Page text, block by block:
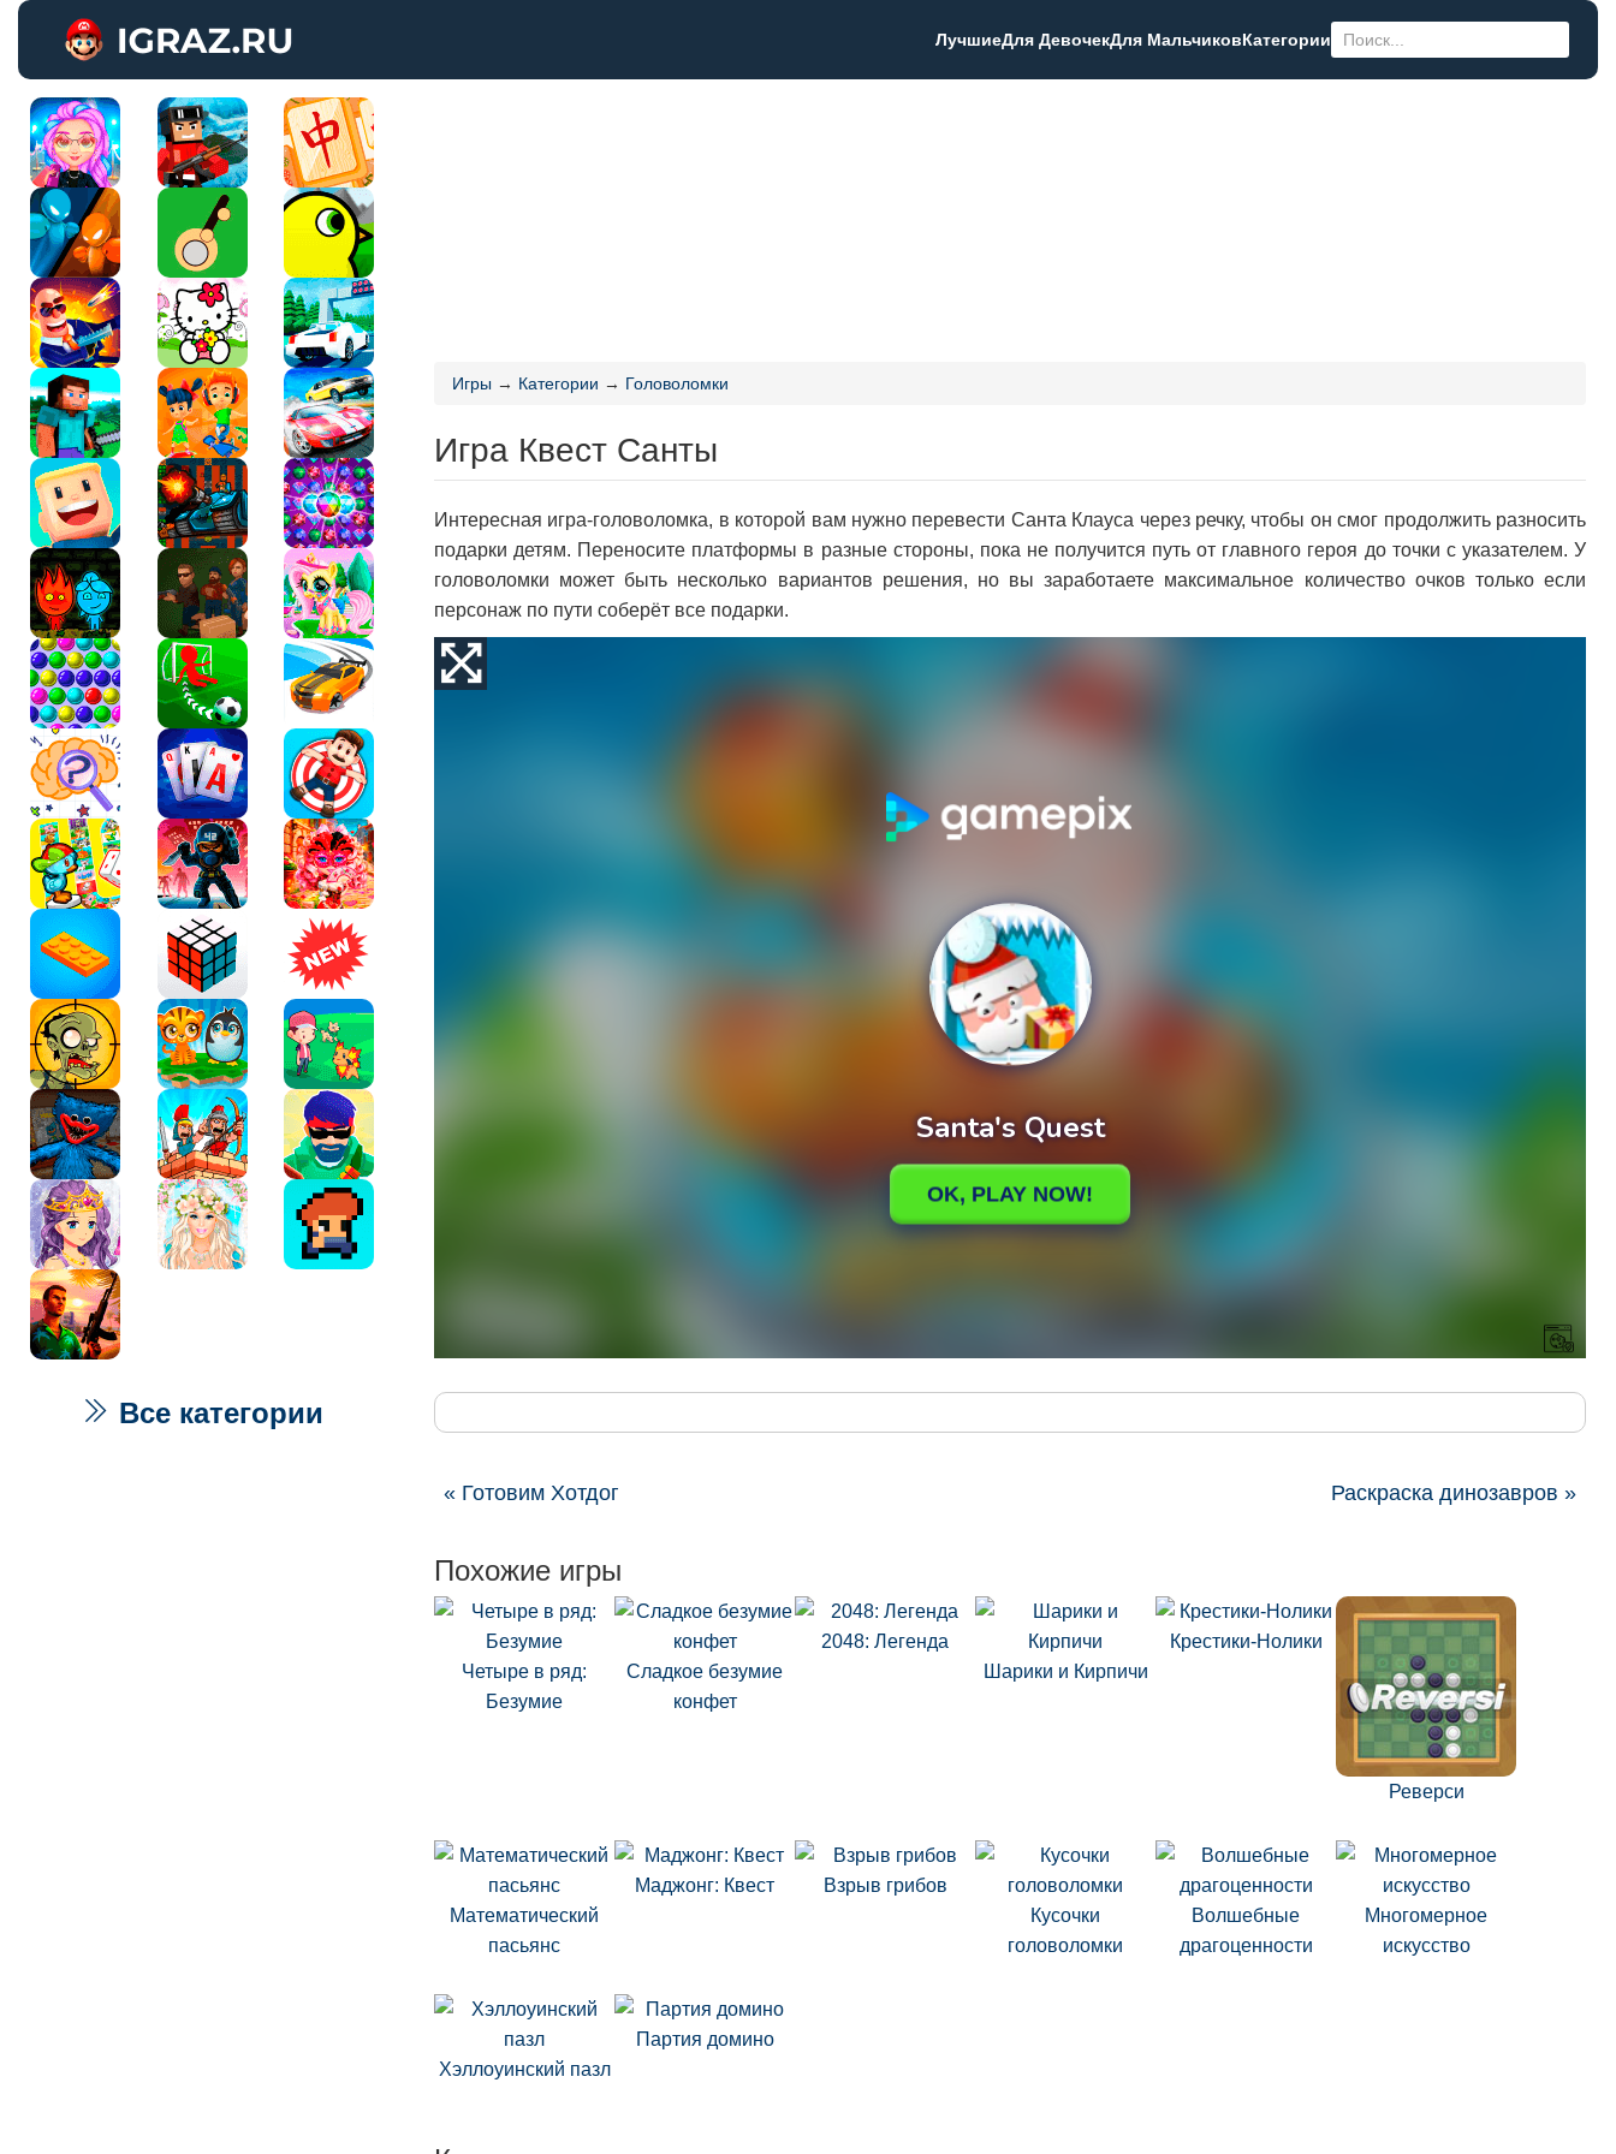
ЛучшиеДля ДевочекДля МальчиковКатегории
Игры → Категории → Головоломки
Игра Квест Санты
Интересная игра-головоломка, в которой вам нужно перевести Санта Клауса через речку, чтобы он смог продолжить разносить
подарки детям. Переносите платформы в разные стороны, пока не получится путь от главного героя до точки с указателем. У
головоломки может быть несколько вариантов решения, но вы заработаете максимальное количество очков только если
персонаж по пути соберёт все подарки.
« Готовим Хотдог Раскраска динозавров »
Похожие игры
Четыре в ряд:
Безумие
Сладкое безумие
конфет
2048: Легенда
Шарики и Кирпичи
Крестики-Нолики
Реверси
Математический
пасьянс
Маджонг: Квест
Взрыв грибов
Кусочки
головоломки
Волшебные
драгоценности
Многомерное
искусство
Хэллоуинский пазл
Партия домино
Все категории